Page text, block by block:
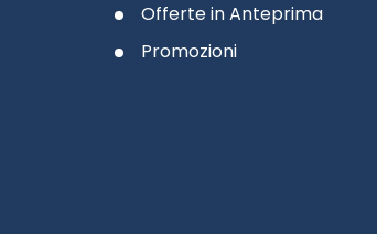
Offerte in Anteprima
Promozioni